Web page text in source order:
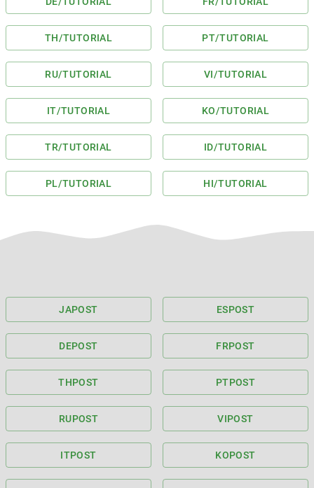
TH/TUTORIAL PT/TUTORIAL
RU/TUTORIAL VI/TUTORIAL
IT/TUTORIAL KO/TUTORIAL
TR/TUTORIAL ID/TUTORIAL
PL/TUTORIAL HI/TUTORIAL
JAPOST ESPOST
DEPOST FRPOST
THPOST PTPOST
RUPOST VIPOST
ITPOST KOPOST